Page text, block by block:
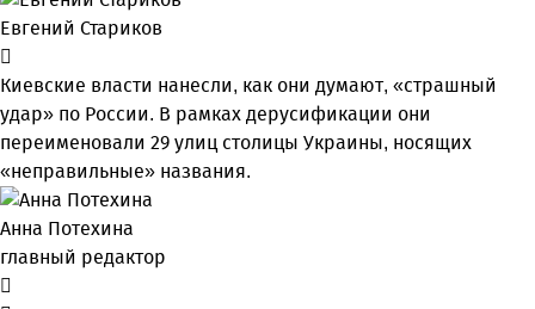
Евгений Стариков
Киевские власти нанесли, как они думают, «страшный
удар» по России. В рамках дерусификации они
переименовали 29 улиц столицы Украины, носящих
«неправильные» названия.
Анна Потехина
главный редактор